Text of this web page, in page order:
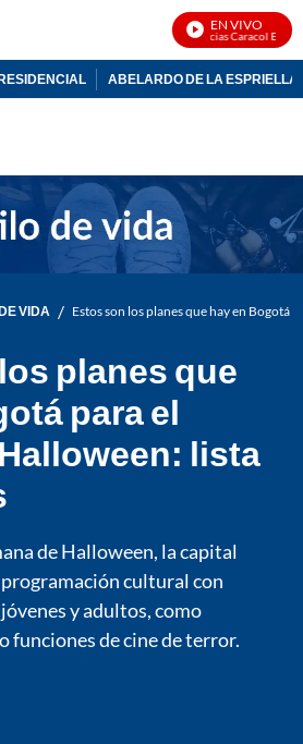
EN VIVO
Noticias Caracol En Vivo
ABELARDO DE LA ESPRIELLA
VIDA / Estos son los planes que hay en Bogotá
planes que
para el
lista
de Halloween, la capital
cultural con
y adultos, como
funciones de cine de terror.